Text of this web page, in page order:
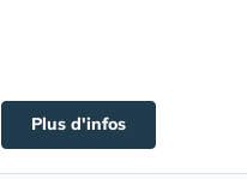
Plus d'infos